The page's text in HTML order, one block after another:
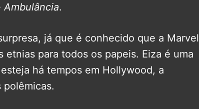
Ambulância.
já que é conhecido que a Marvel
etnias para todos os papeis. Eiza é uma
há tempos em Hollywood, a
polêmicas.